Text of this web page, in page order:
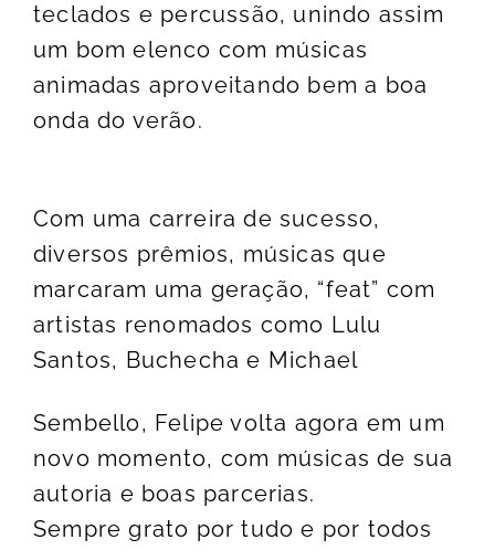
teclados e percussão, unindo assim
um bom elenco com músicas
animadas aproveitando bem a boa
onda do verão.
Com uma carreira de sucesso,
diversos prêmios, músicas que
marcaram uma geração, “feat” com
artistas renomados como Lulu
Santos, Buchecha e Michael
Sembello, Felipe volta agora em um
novo momento, com músicas de sua
autoria e boas parcerias.
Sempre grato por tudo e por todos